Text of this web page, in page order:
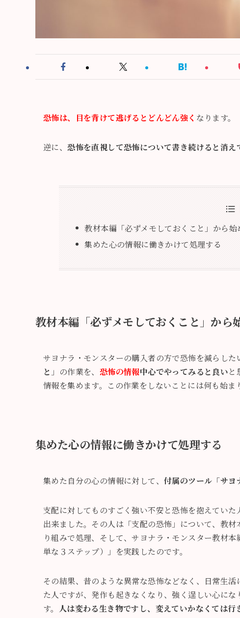
恐怖は、目を背けて逃げるとどんどん強く なります。
逆に、恐怖を直視して恐怖について書き続けると消え
教材本編「必ずメモしておくこと」から始
集めた心の情報に働きかけて処理する
教材本編「必ずメモしておくこと」から
サヨナラ・モンスターの購入者の方で恐怖を減らし
と 」の作業を、 恐怖の情報中心でやってみると良いと
情報を集めます。この作業をしないことには何も始ま
集めた心の情報に働きかけて処理する
集めた自分の心の情報に対して、 付属のツール「サヨ
支配に対してものすごく強い不安と恐怖を抱えてい
出来ました。その人は「支配の恐怖」について、教
り組みで処理、そして、サヨナラ・モンスター教材
単な３ステップ）」を実践したのです。
その結果、昔のような異常な恐怖などなく、日常生
た人ですが、発作も起きなくなり、強く逞しい心にな
す。
人は変わる生き物ですし、変えていかなくては行